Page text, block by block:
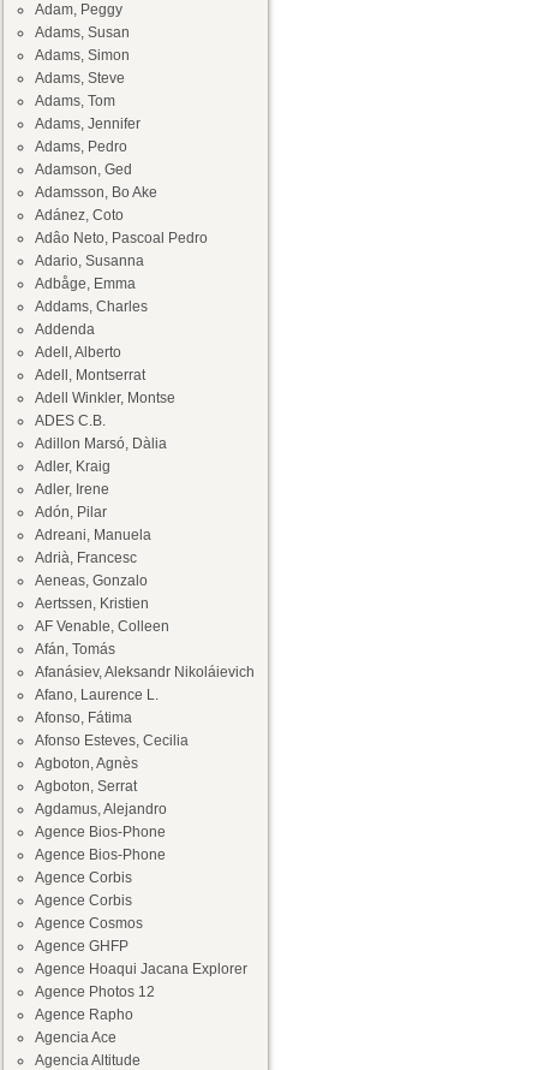
Adam, Peggy
Adams, Susan
Adams, Simon
Adams, Steve
Adams, Tom
Adams, Jennifer
Adams, Pedro
Adamson, Ged
Adamsson, Bo Ake
Adánez, Coto
Adâo Neto, Pascoal Pedro
Adario, Susanna
Adbåge, Emma
Addams, Charles
Addenda
Adell, Alberto
Adell, Montserrat
Adell Winkler, Montse
ADES C.B.
Adillon Marsó, Dàlia
Adler, Kraig
Adler, Irene
Adón, Pilar
Adreani, Manuela
Adrià, Francesc
Aeneas, Gonzalo
Aertssen, Kristien
AF Venable, Colleen
Afán, Tomás
Afanásiev, Aleksandr Nikoláievich
Afano, Laurence L.
Afonso, Fátima
Afonso Esteves, Cecilia
Agboton, Agnès
Agboton, Serrat
Agdamus, Alejandro
Agence Bios-Phone
Agence Bios-Phone
Agence Corbis
Agence Corbis
Agence Cosmos
Agence GHFP
Agence Hoaqui Jacana Explorer
Agence Photos 12
Agence Rapho
Agencia Ace
Agencia Altitude